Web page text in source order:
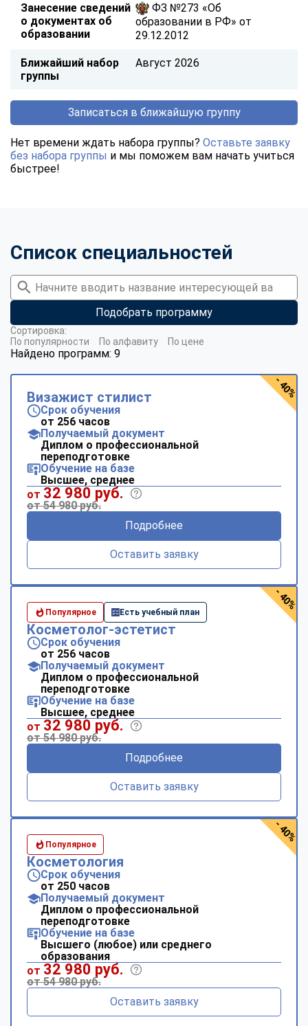
Занесение сведений
о документах об
образовании
ФЗ №273 «Об
образовании в РФ» от
29.12.2012
Ближайший набор
группы
Август 2026
Записаться в ближайшую группу
Нет времени ждать набора группы? Оставьте заявку
без набора группы и мы поможем вам начать учиться
быстрее!
Список специальностей
Подобрать программу
Найдено программ: 9
Сортировка:
По популярности
По алфавиту По цене
Визажист стилист
Срок обучения
от 256 часов
Получаемый документ
Диплом о профессиональной
переподготовке
Обучение на базе
Высшее, среднее
от 32 980 руб.
от 54 980 руб.
Подробнее
Оставить заявку
- 40%
Популярное Есть учебный план
Косметолог-эстетист
Срок обучения
от 256 часов
Получаемый документ
Диплом о профессиональной
переподготовке
Обучение на базе
Высшее, среднее
от 32 980 руб.
от 54 980 руб.
Подробнее
Оставить заявку
- 40%
Популярное
Косметология
Срок обучения
от 250 часов
Получаемый документ
Диплом о профессиональной
переподготовке
Обучение на базе
Высшего (любое) или среднего
образования
от 32 980 руб.
от 54 980 руб.
Оставить заявку
- 40%